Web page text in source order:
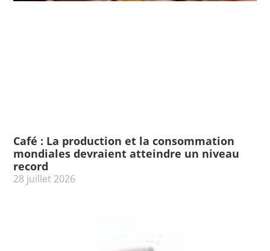
Café : La production et la consommation
mondiales devraient atteindre un niveau
record
28 juillet 2026